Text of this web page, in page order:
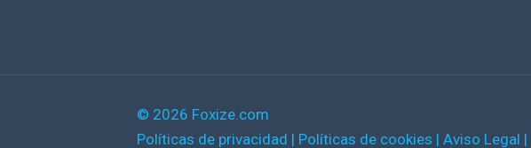
© 2026 Foxize.com
Políticas de privacidad | Políticas de cookies | Aviso Legal |